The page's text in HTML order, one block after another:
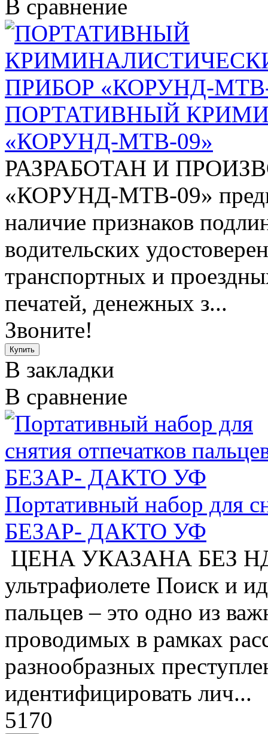
В сравнение
ПОРТАТИВНЫЙ
«КОРУНД-МТВ-09»
РАЗРАБОТАН И
«КОРУНД-МТВ-09»
наличие признаков
водительских
транспортных и
печатей, денежных з...
Звоните!
В закладки
В сравнение
Портативный набор для
БЕЗАР- ДАКТО УФ
ЦЕНА УКАЗАНА БЕЗ
ультрафиолете Поиск и
пальцев – это одно из
проводимых в рамках
разнообразных
идентифицировать лич...
5170